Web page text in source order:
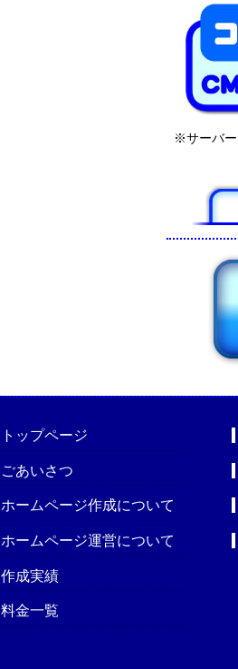
※サーバー
トップページ
ごあいさつ
ホームページ作成について
ホームページ運営について
作成実績
料金一覧